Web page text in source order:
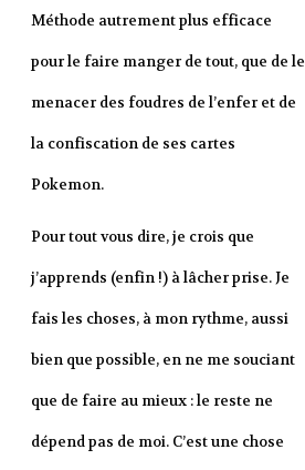
Méthode autrement plus efficace
pour le faire manger de tout, que de le
menacer des foudres de l’enfer et de
la confiscation de ses cartes
Pokemon.
Pour tout vous dire, je crois que
j’apprends (enfin !) à lâcher prise. Je
fais les choses, à mon rythme, aussi
bien que possible, en ne me souciant
que de faire au mieux : le reste ne
dépend pas de moi. C’est une chose